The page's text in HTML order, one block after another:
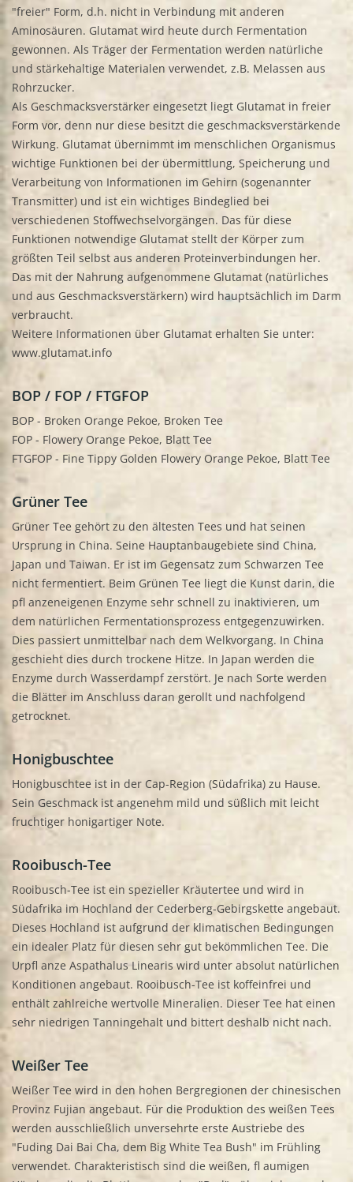
"freier" Form, d.h. nicht in Verbindung mit anderen
Aminosäuren. Glutamat wird heute durch Fermentation
gewonnen. Als Träger der Fermentation werden natürliche
und stärkehaltige Materialen verwendet, z.B. Melassen aus
Rohrzucker.
Als Geschmacksverstärker eingesetzt liegt Glutamat in freier
Form vor, denn nur diese besitzt die geschmacksverstärkende
Wirkung. Glutamat übernimmt im menschlichen Organismus
wichtige Funktionen bei der übermittlung, Speicherung und
Verarbeitung von Informationen im Gehirn (sogenannter
Transmitter) und ist ein wichtiges Bindeglied bei
verschiedenen Stoffwechselvorgängen. Das für diese
Funktionen notwendige Glutamat stellt der Körper zum
größten Teil selbst aus anderen Proteinverbindungen her.
Das mit der Nahrung aufgenommene Glutamat (natürliches
und aus Geschmacksverstärkern) wird hauptsächlich im Darm
verbraucht.
Weitere Informationen über Glutamat erhalten Sie unter:
www.glutamat.info
BOP / FOP / FTGFOP
BOP - Broken Orange Pekoe, Broken Tee
FOP - Flowery Orange Pekoe, Blatt Tee
FTGFOP - Fine Tippy Golden Flowery Orange Pekoe, Blatt Tee
Grüner Tee
Grüner Tee gehört zu den ältesten Tees und hat seinen
Ursprung in China. Seine Hauptanbaugebiete sind China,
Japan und Taiwan. Er ist im Gegensatz zum Schwarzen Tee
nicht fermentiert. Beim Grünen Tee liegt die Kunst darin, die
pfl anzeneigenen Enzyme sehr schnell zu inaktivieren, um
dem natürlichen Fermentationsprozess entgegenzuwirken.
Dies passiert unmittelbar nach dem Welkvorgang. In China
geschieht dies durch trockene Hitze. In Japan werden die
Enzyme durch Wasserdampf zerstört. Je nach Sorte werden
die Blätter im Anschluss daran gerollt und nachfolgend
getrocknet.
Honigbuschtee
Honigbuschtee ist in der Cap-Region (Südafrika) zu Hause.
Sein Geschmack ist angenehm mild und süßlich mit leicht
fruchtiger honigartiger Note.
Rooibusch-Tee
Rooibusch-Tee ist ein spezieller Kräutertee und wird in
Südafrika im Hochland der Cederberg-Gebirgskette angebaut.
Dieses Hochland ist aufgrund der klimatischen Bedingungen
ein idealer Platz für diesen sehr gut bekömmlichen Tee. Die
Urpfl anze Aspathalus Linearis wird unter absolut natürlichen
Konditionen angebaut. Rooibusch-Tee ist koffeinfrei und
enthält zahlreiche wertvolle Mineralien. Dieser Tee hat einen
sehr niedrigen Tanningehalt und bittert deshalb nicht nach.
Weißer Tee
Weißer Tee wird in den hohen Bergregionen der chinesischen
Provinz Fujian angebaut. Für die Produktion des weißen Tees
werden ausschließlich unversehrte erste Austriebe des
"Fuding Dai Bai Cha, dem Big White Tea Bush" im Frühling
verwendet. Charakteristisch sind die weißen, fl aumigen